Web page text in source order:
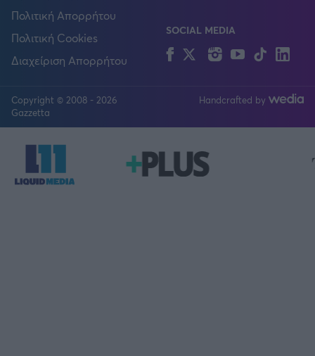
Πολιτική Απορρήτου
Πολιτική Cookies
Διαχείριση Απορρήτου
SOCIAL MEDIA
FacebookTwitterInstagram
YouTubeTikTok
Copyright © 2008 - 2026
Gazzetta
Handcrafted by